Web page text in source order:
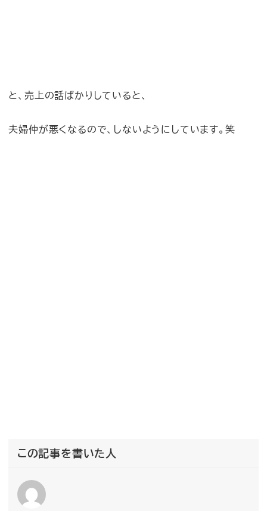
と、売上の話ばかりしていると、
夫婦仲が悪くなるので、しないようにしています。笑
この記事を書いた人